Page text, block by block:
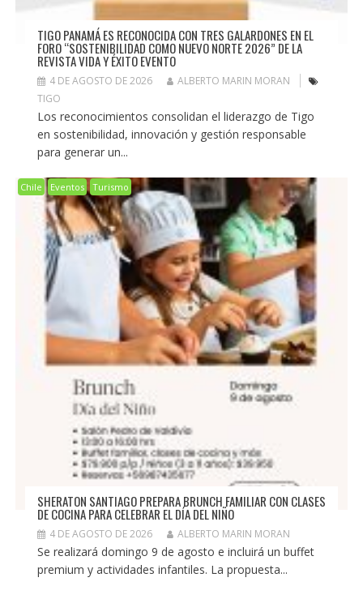
TIGO PANAMÁ ES RECONOCIDA CON TRES GALARDONES EN EL
FORO “SOSTENIBILIDAD COMO NUEVO NORTE 2026” DE LA
REVISTA VIDA Y ÉXITO EVENTO
4 DE AGOSTO DE 2026
ALBERTO MARIN MORAN
TIGO
Los reconocimientos consolidan el liderazgo de Tigo
en sostenibilidad, innovación y gestión responsable
para generar un...
Chile Eventos Turismo
SHERATON SANTIAGO PREPARA BRUNCH FAMILIAR CON CLASES
DE COCINA PARA CELEBRAR EL DÍA DEL NIÑO
4 DE AGOSTO DE 2026 ALBERTO MARIN MORAN
Se realizará domingo 9 de agosto e incluirá un buffet
premium y actividades infantiles. La propuesta...